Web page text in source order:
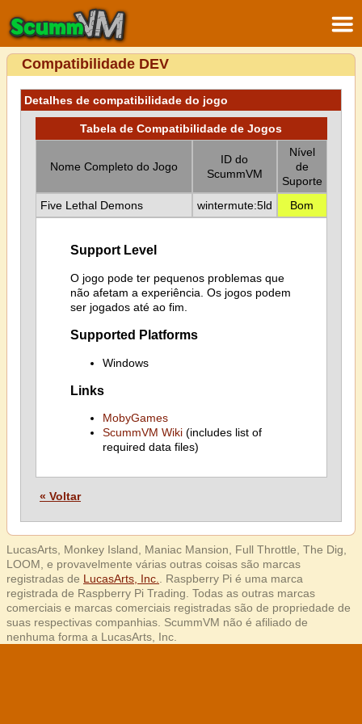
Compatibilidade DEV
Detalhes de compatibilidade do jogo
Tabela de Compatibilidade de Jogos
Nome Completo do Jogo
ID do
ScummVM
Nível
de
Suporte
Five Lethal Demons
wintermute:5ld Bom
Support Level
O jogo pode ter pequenos problemas que
não afetam a experiência. Os jogos podem
ser jogados até ao fim.
Supported Platforms
Windows
Links
MobyGames
ScummVM Wiki(includes list of
required data files)
« Voltar
LucasArts, Monkey Island, Maniac Mansion, Full Throttle, The Dig,
LOOM, e provavelmente várias outras coisas são marcas
registradas de LucasArts, Inc.
. Raspberry Pi é uma marca
registrada de Raspberry Pi Trading. Todas as outras marcas
comerciais e marcas comerciais registradas são de propriedade de
suas respectivas companhias. ScummVM não é afiliado de
nenhuma forma a LucasArts, Inc.